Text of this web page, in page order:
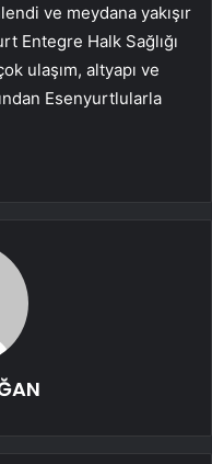
ve meydana yakışır
Entegre Halk Sağlığı
ulaşım, altyapı ve
Esenyurtlularla